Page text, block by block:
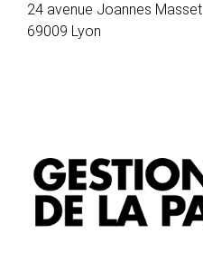
24 avenue Joannes Masset
69009 Lyon